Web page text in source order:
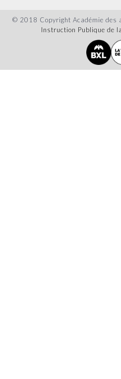
© 2018 Copyright Académie des
Instruction Publique de